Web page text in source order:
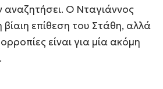
αναζητήσει. Ο Νταγιάννος
επίθεση του Στάθη, αλλά
είναι για μία ακόμη